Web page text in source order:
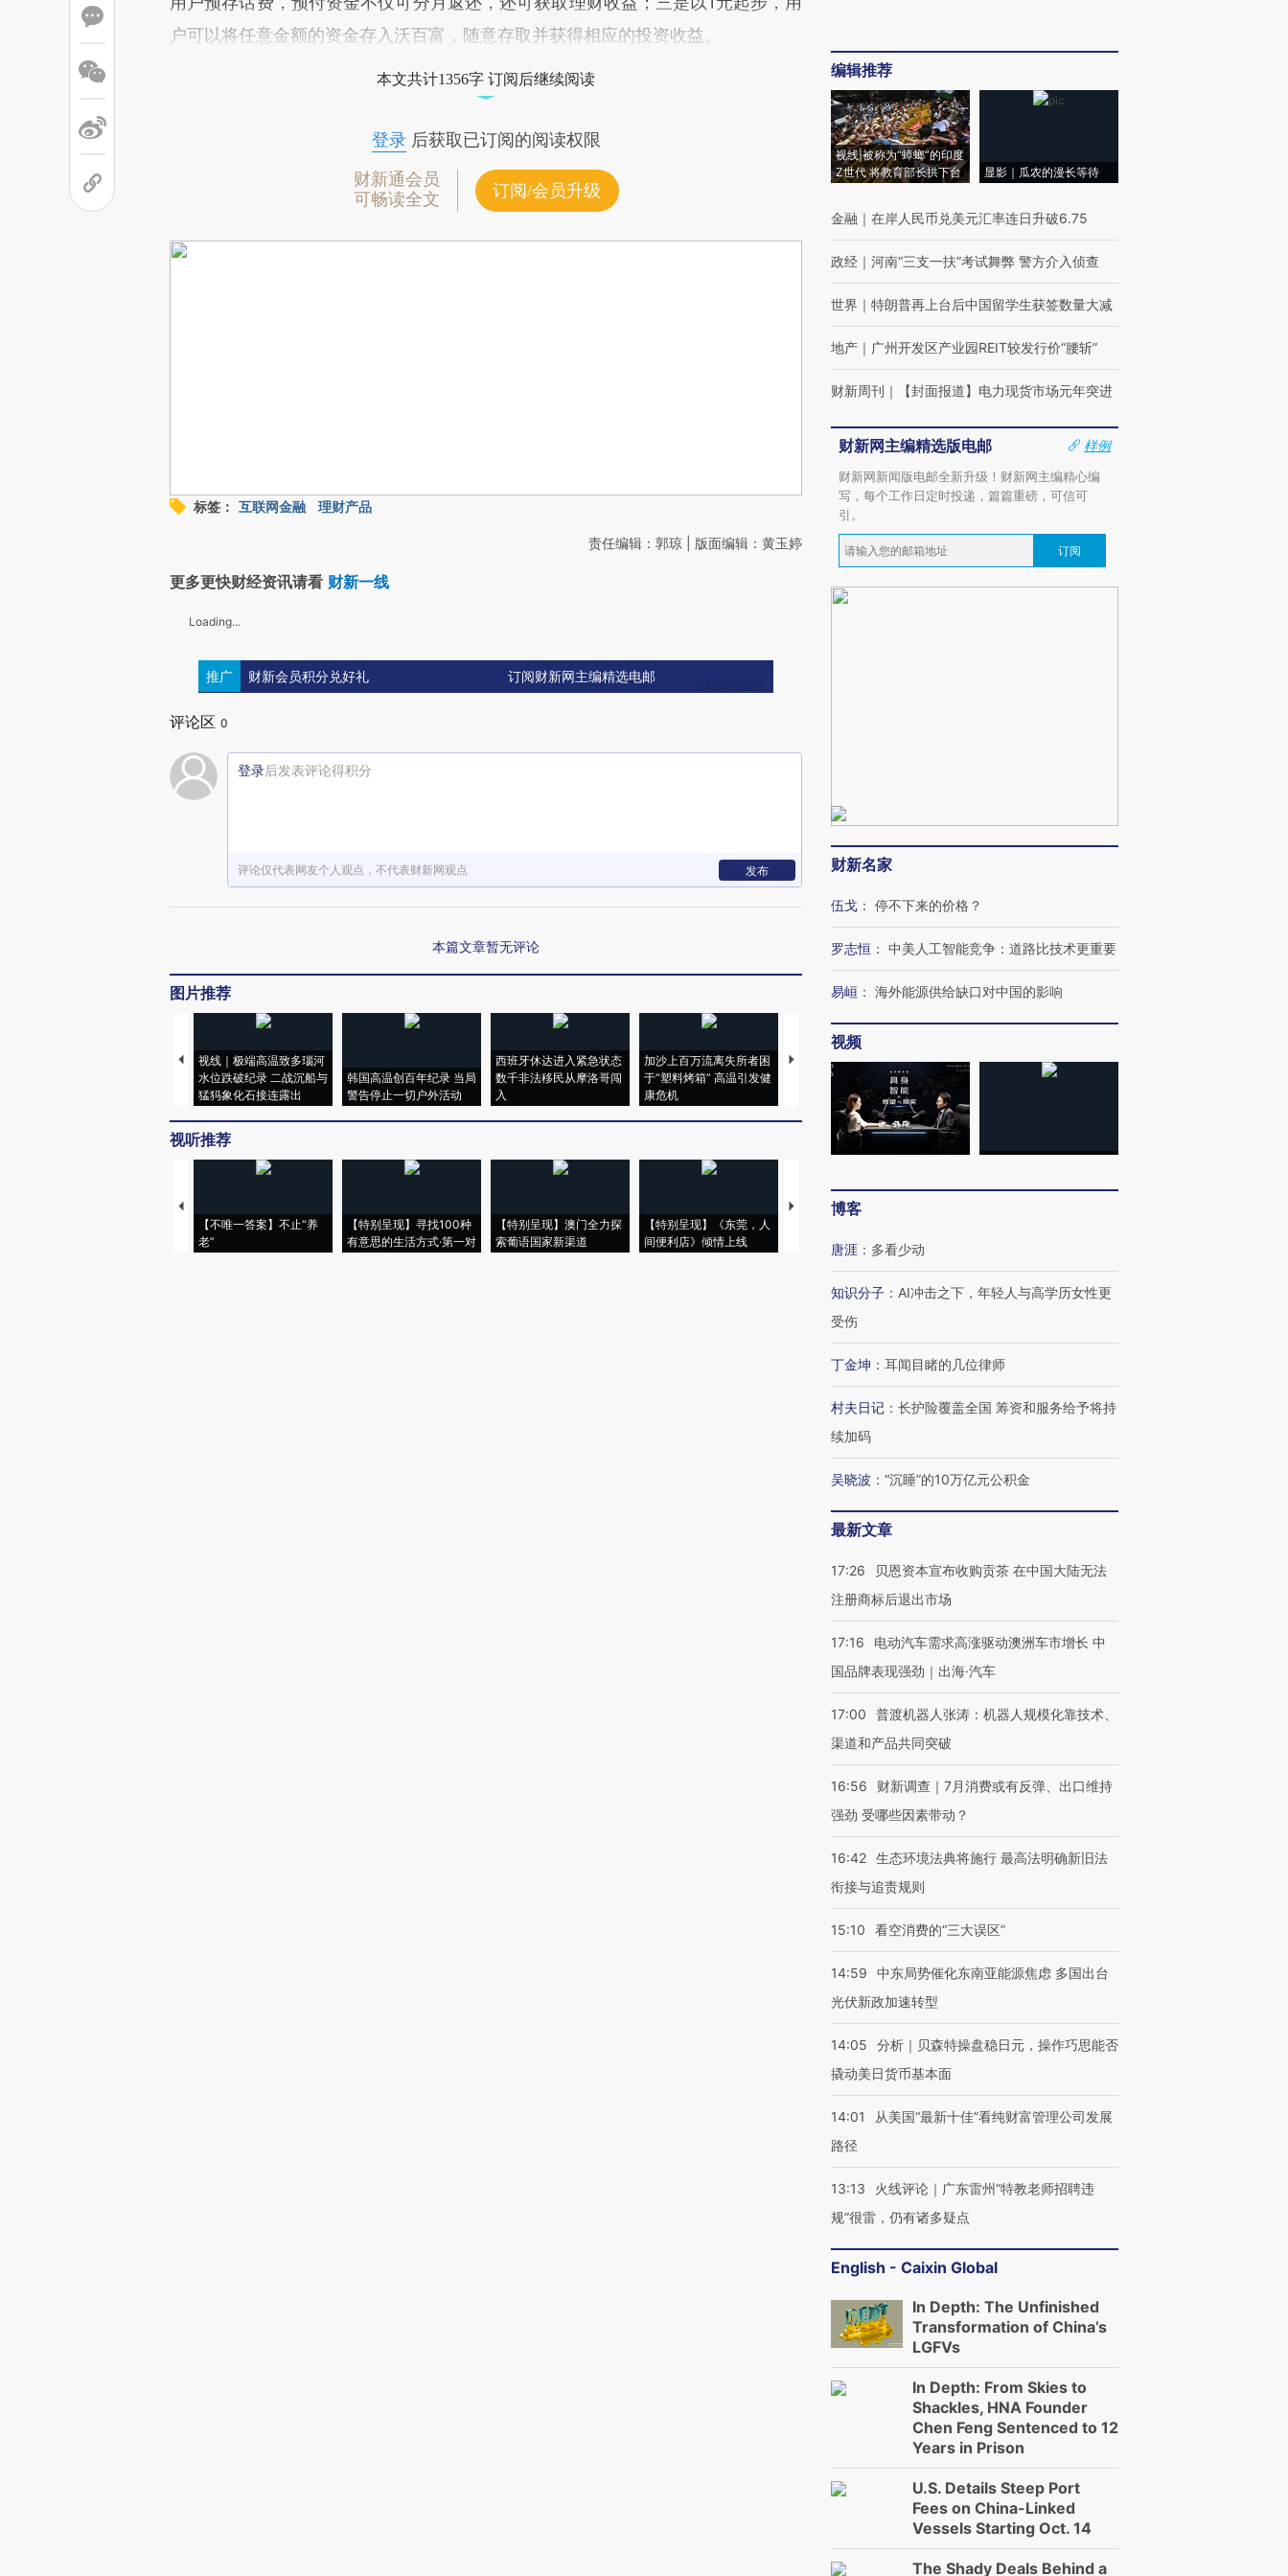
户可以将任意金额的资金存入沃百富，随意存取并获得相应的投资收益。
本文共计1356字 订阅后继续阅读
登录后获取已订阅的阅读权限
财新通会员
可畅读全文
订阅/会员升级
标签： 互联网金融 理财产品
责任编辑：郭琼 | 版面编辑：黄玉婷
更多更快财经资讯请看 财新一线
Loading...
推广 财新会员积分兑好礼 订阅财新网主编精选电邮
评论区 0
登录后发表评论得积分
评论仅代表网友个人观点，不代表财新网观点 发布
本篇文章暂无评论
图片推荐
视线｜极端高温致多瑙河
水位跌破纪录 二战沉船与
猛犸象化石接连露出
韩国高温创百年纪录 当局
警告停止一切户外活动
西班牙休达进入紧急状态
数千非法移民从摩洛哥闯
入
加沙上百万流离失所者困
于“塑料烤箱” 高温引发健
康危机
马航飞行员跨国走私7万
粒摇头丸 尿检体内含3种
视线｜HYROX的吸金
术：是什么让中产们甘
心“花钱找虐”？
视听推荐
【不唯一答案】不止“养
老”
【特别呈现】寻找100种
有意思的生活方式·第一对
【特别呈现】澳门全力探
索葡语国家新渠道
【特别呈现】《东莞，人
间便利店》倾情上线
【推广】走进第四届链博
编辑推荐
视线|被称为“蟑螂”的印度
Z世代 将教育部长拱下台
显影｜瓜农的漫长等待
金融 ｜ 在岸人民币兑美元汇率连日升破6.75
政经 ｜ 河南“三支一扶”考试舞弊 警方介入侦查
世界 ｜ 特朗普再上台后中国留学生获签数量大减
地产 ｜ 广州开发区产业园REIT较发行价“腰斩”
财新周刊 ｜ 【封面报道】电力现货市场元年突进
财新网主编精选版电邮
样例
财新网新闻版电邮全新升级！财新网主编精心编
写，每个工作日定时投递，篇篇重磅，可信可
引。
订阅
财新名家
伍戈 ： 停不下来的价格？
罗志恒 ： 中美人工智能竞争：道路比技术更重要
易峘 ： 海外能源供给缺口对中国的影响
视频
博客
唐涯 ： 多看少动
知识分子 ： AI冲击之下，年轻人与高学历女性更
受伤
丁金坤 ： 耳闻目睹的几位律师
村夫日记 ： 长护险覆盖全国 筹资和服务给予将持
续加码
吴晓波 ： “沉睡”的10万亿元公积金
最新文章
17:26
贝恩资本宣布收购贡茶 在中国大陆无法
注册商标后退出市场
17:16
电动汽车需求高涨驱动澳洲车市增长 中
国品牌表现强劲｜出海·汽车
17:00
普渡机器人张涛：机器人规模化靠技术、
渠道和产品共同突破
16:56
财新调查｜7月消费或有反弹、出口维持
强劲 受哪些因素带动？
16:42 生态环境法典将施行 最高法明确新旧法
衔接与追责规则
15:10 看空消费的“三大误区”
14:59
中东局势催化东南亚能源焦虑 多国出台
光伏新政加速转型
14:05
分析｜贝森特操盘稳日元，操作巧思能否
撬动美日货币基本面
14:01
从美国“最新十佳”看纯财富管理公司发展
路径
13:13
火线评论｜广东雷州“特教老师招聘违
规”很雷，仍有诸多疑点
English - Caixin Global
In Depth: The Unfinished
Transformation of China’s
LGFVs
In Depth: From Skies to
Shackles, HNA Founder
Chen Feng Sentenced to 12
Years in Prison
U.S. Details Steep Port
Fees on China-Linked
Vessels Starting Oct. 14
The Shady Deals Behind a